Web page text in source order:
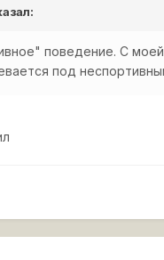
поведение. С
под